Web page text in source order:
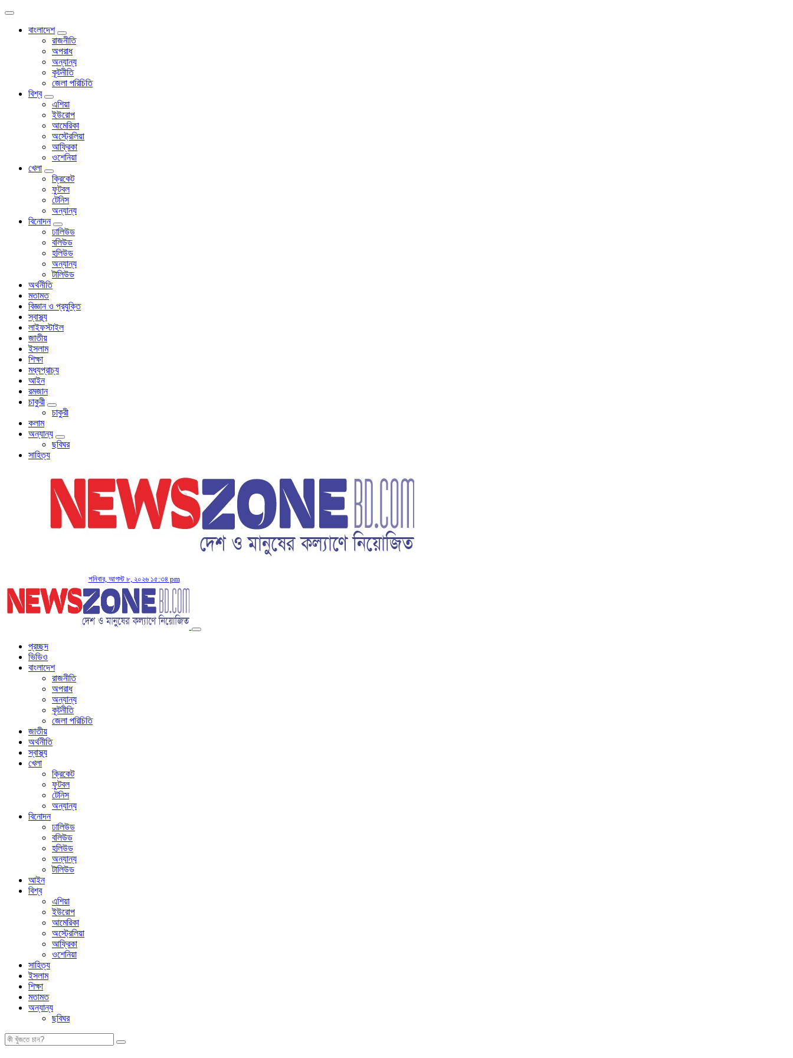
বাংলাদেশ
রাজনীতি
অপরাধ
অন্যান্য
কূটনীতি
জেলা পরিচিতি
বিশ্ব
এশিয়া
ইউরোপ
আমেরিকা
অস্ট্রেলিয়া
আফ্রিকা
ওশেনিয়া
খেলা
ক্রিকেট
ফুটবল
টেনিস
অন্যান্য
বিনোদন
ঢালিউড
বলিউড
হলিউড
অন্যান্য
টালিউড
অর্থনীতি
মতামত
বিজ্ঞান ও প্রযুক্তি
স্বাস্থ্য
লাইফস্টাইল
জাতীয়
ইসলাম
শিক্ষা
মধ্যপ্রাচ্য
আইন
রমজান
চাকুরী
চাকুরী
কলাম
অন্যান্য
ছবিঘর
সাহিত্য
শনিবার, আগস্ট ৮, ২০২৬ ১৫:৩৪ pm
প্রচ্ছদ
ভিডিও
বাংলাদেশ
রাজনীতি
অপরাধ
অন্যান্য
কূটনীতি
জেলা পরিচিতি
জাতীয়
অর্থনীতি
স্বাস্থ্য
খেলা
ক্রিকেট
ফুটবল
টেনিস
অন্যান্য
বিনোদন
ঢালিউড
বলিউড
হলিউড
অন্যান্য
টালিউড
আইন
বিশ্ব
এশিয়া
ইউরোপ
আমেরিকা
অস্ট্রেলিয়া
আফ্রিকা
ওশেনিয়া
সাহিত্য
ইসলাম
শিক্ষা
মতামত
অন্যান্য
ছবিঘর